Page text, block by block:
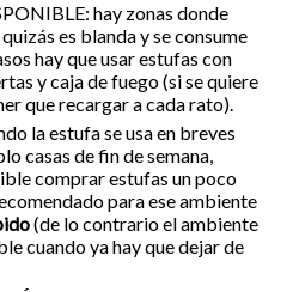
hay zonas donde
es blanda y se consume
hay que usar estufas con
y caja de fuego (si se quiere
que recargar a cada rato).
la estufa se usa en breves
casas de fin de semana,
comprar estufas un poco
para ese ambiente
(de lo contrario el ambiente
cuando ya hay que dejar de